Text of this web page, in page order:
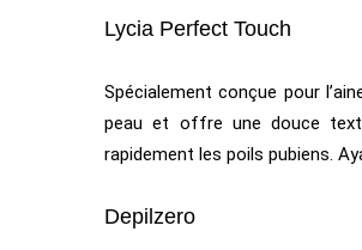
Lycia Perfect Touch
Spécialement conçue pour
peau et offre une douce
rapidement les poils pubiens.
Depilzero